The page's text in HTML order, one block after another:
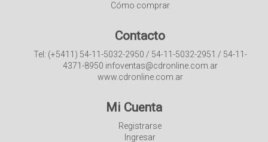
Cómo comprar
Contacto
Tel: (+5411) 54-11-5032-2950 / 54-11-5032-2951 / 54-11-
4371-8950 infoventas@cdronline.com.ar
www.cdronline.com.ar
Mi Cuenta
Registrarse
Ingresar